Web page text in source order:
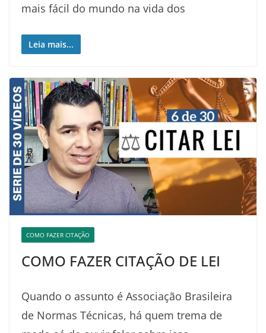
mais fácil do mundo na vida dos
Leia mais...
COMO FAZER CITAÇÃO
COMO FAZER CITAÇÃO DE LEI
Quando o assunto é Associação Brasileira
de Normas Técnicas, há quem trema de